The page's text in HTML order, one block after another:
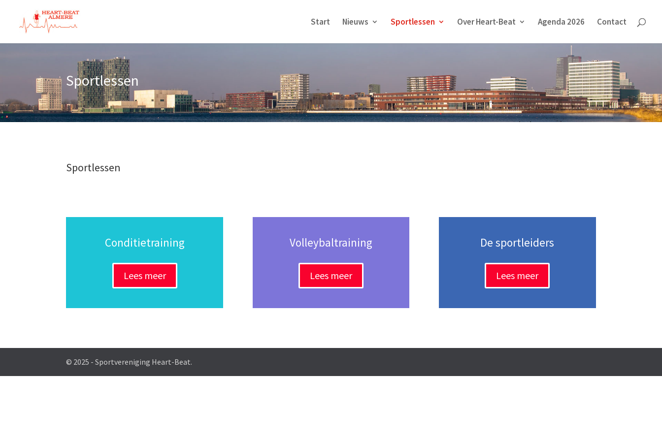
Start Nieuws Sportlessen Over Heart-Beat Agenda 2026 Contact
Sportlessen
Sportlessen
Conditietraining
Lees meer
Volleybaltraining
Lees meer
De sportleiders
Lees meer
© 2025 - Sportvereniging Heart-Beat.